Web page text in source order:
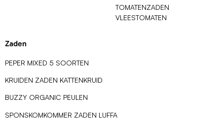
TOMATENZADEN
VLEESTOMATEN
Zaden
PEPER MIXED 5 SOORTEN
KRUIDEN ZADEN KATTENKRUID
BUZZY ORGANIC PEULEN
SPONSKOMKOMMER ZADEN LUFFA